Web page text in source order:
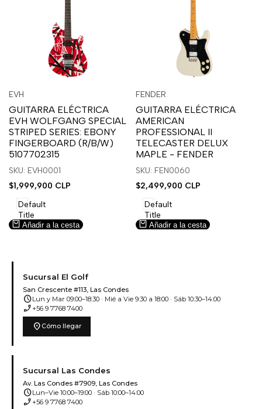
sesión
para
usar
la
lista
deseos.
para
usar
Compare
Proveedor:
EVH
GUITARRA ELÉCTRICA
EVH WOLFGANG SPECIAL
STRIPED SERIES: EBONY
FINGERBOARD (R/B/W)
5107702315
SKU: EVH0001
Precio
venta
$1,999,900 CLP
Default
Title
Añadir a la cesta
sesión
para
usar
la
lista
deseos.
sesión
para
usar
Compare
Vista
Proveedor:
FENDER
GUITARRA ELÉCTRICA
AMERICAN
PROFESSIONAL II
TELECASTER DELUX
MAPLE - FENDER
SKU: FEN0060
Precio
venta
$2,499,900 CLP
Default
Title
Añadir a la cesta
Sucursal El Golf
San Crescente #113, Las Condes
scheduleLun y Mar 09:00–18:30 · Mié a Vie 9:30 a 18:00 · Sáb 10:30–14:00
phone_enabled +56 9 7768 7400
location_on Cómo llegar
Sucursal Las Condes
Av. Las Condes #7909, Las Condes
scheduleLun–Vie 10:00–19:00 · Sáb 10:00–14:00
phone_enabled +56 9 7768 7400